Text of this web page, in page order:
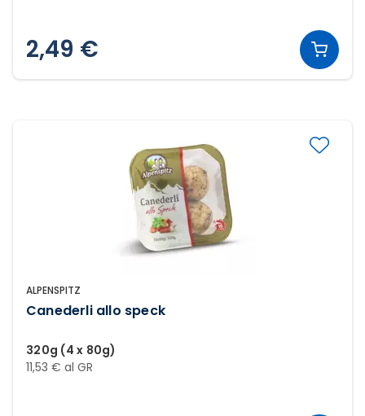
2,49 €
ALPENSPITZ
Canederli allo speck
320g (4 x 80g)
11,53 € al GR